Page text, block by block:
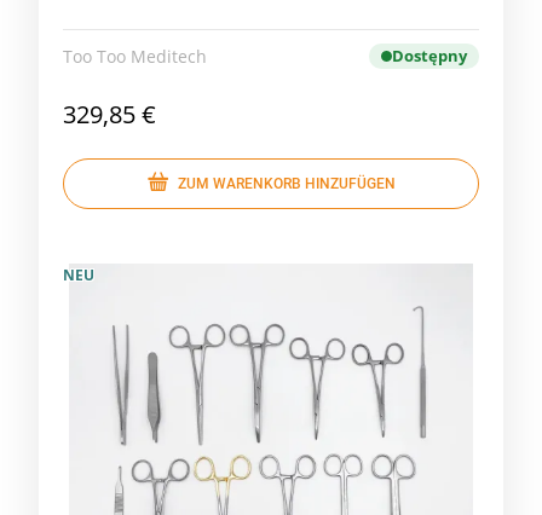
Too Too Meditech Dostępny
329,85 €
ZUM WARENKORB HINZUFÜGEN
NEU